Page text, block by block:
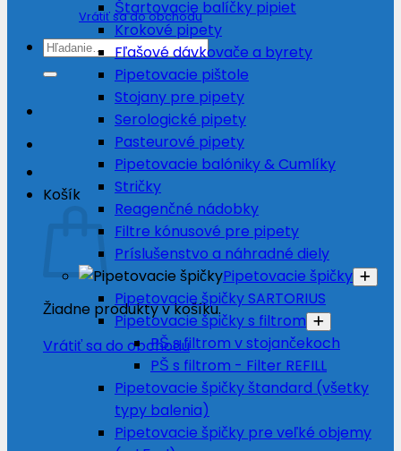
Vrátiť sa do obchodu
Hľadať:
Košík
Žiadne produkty v košíku.
Vrátiť sa do obchodu
Štartovacie balíčky pipiet
Krokové pipety
Fľašové dávkovače a byrety
Pipetovacie pištole
Stojany pre pipety
Serologické pipety
Pasteurové pipety
Pipetovacie balóniky & Cumlíky
Stričky
Reagenčné nádobky
Filtre kónusové pre pipety
Príslušenstvo a náhradné diely
Pipetovacie špičky
Pipetovacie špičky SARTORIUS
Pipetovacie špičky s filtrom
PŠ s filtrom v stojančekoch
PŠ s filtrom - Filter REFILL
Pipetovacie špičky štandard (všetky
typy balenia)
Pipetovacie špičky pre veľké objemy